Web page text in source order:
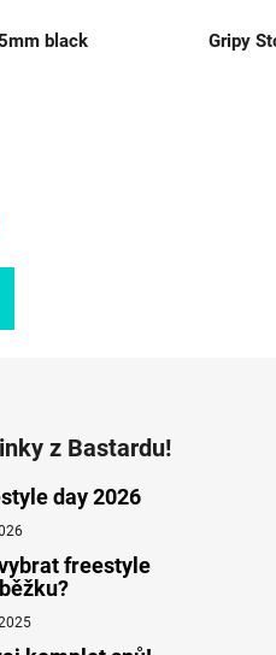
Gripy ODI Longneck soft 135mm black Gripy
z Bastardu!
day 2026
freestyle